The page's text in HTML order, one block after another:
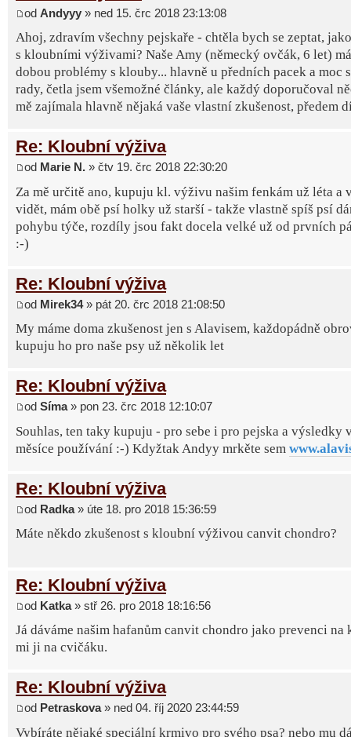
od Andyyy » ned 15. črc 2018 23:13:08
Ahoj, zdravím všechny pejskaře - chtěla bych se zeptat,
s kloubními výživami? Naše Amy (německý ovčák, 6 let)
dobou problémy s klouby... hlavně u předních pacek a moc
rady, četla jsem všemožné články, ale každý doporučoval
mě zajímala hlavně nějaká vaše vlastní zkušenost, předem
Re: Kloubní výživa
od Marie N. » čtv 19. črc 2018 22:30:20
Za mě určitě ano, kupuju kl. výživu našim fenkám už léta a
vidět, mám obě psí holky už starší - takže vlastně spíš psí
pohybu týče, rozdíly jsou fakt docela velké už od prvních
:-)
Re: Kloubní výživa
od Mirek34» pát 20. črc 2018 21:08:50
My máme doma zkušenost jen s Alavisem, každopádně
kupuju ho pro naše psy už několik let
Re: Kloubní výživa
od Síma» pon 23. črc 2018 12:10:07
Souhlas, ten taky kupuju - pro sebe i pro pejska a výsledky
měsíce používání :-) Kdyžtak Andyy mrkěte sem
Re: Kloubní výživa
od Radka» úte 18. pro 2018 15:36:59
Máte někdo zkušenost s kloubní výživou canvit chondro?
Re: Kloubní výživa
od Katka» stř 26. pro 2018 18:16:56
Já dáváme našim hafanům canvit chondro jako prevenci
mi ji na cvičáku.
Re: Kloubní výživa
od Petraskova» ned 04. říj 2020 23:44:59
Vybíráte nějaké speciální krmivo pro svého psa? nebo mu